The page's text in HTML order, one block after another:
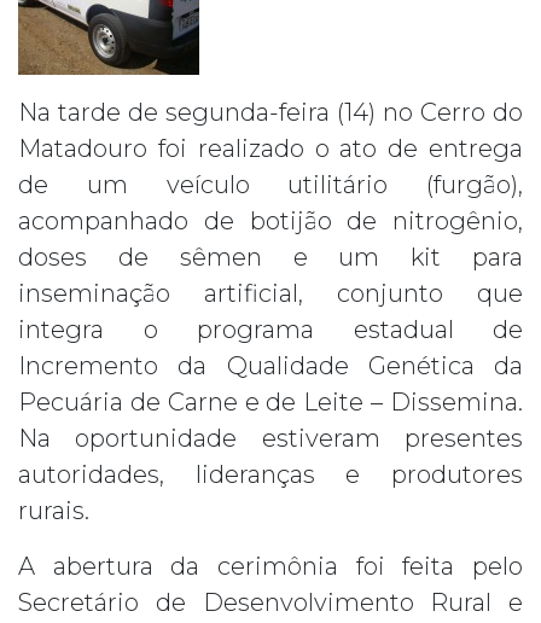
Na tarde de segunda-feira (14) no Cerro do
Matadouro foi realizado o ato de entrega
de um veículo utilitário (furgão),
acompanhado de botijão de nitrogênio,
doses de sêmen e um kit para
inseminação artificial, conjunto que
integra o programa estadual de
Incremento da Qualidade Genética da
Pecuária de Carne e de Leite – Dissemina.
Na oportunidade estiveram presentes
autoridades, lideranças e produtores
rurais.
A abertura da cerimônia foi feita pelo
Secretário de Desenvolvimento Rural e